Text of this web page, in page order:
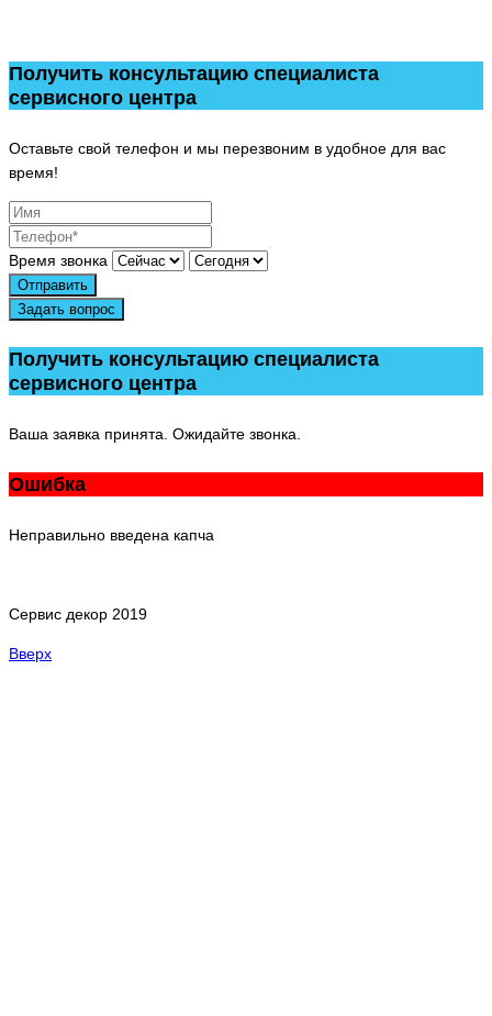
Получить консультацию специалиста
сервисного центра
Оставьте свой телефон и мы перезвоним в удобное для вас
время!
Время звонка
Отправить
Задать вопрос
Получить консультацию специалиста
сервисного центра
Ваша заявка принята. Ожидайте звонка.
Ошибка
Неправильно введена капча
Сервис декор 2019
Вверх